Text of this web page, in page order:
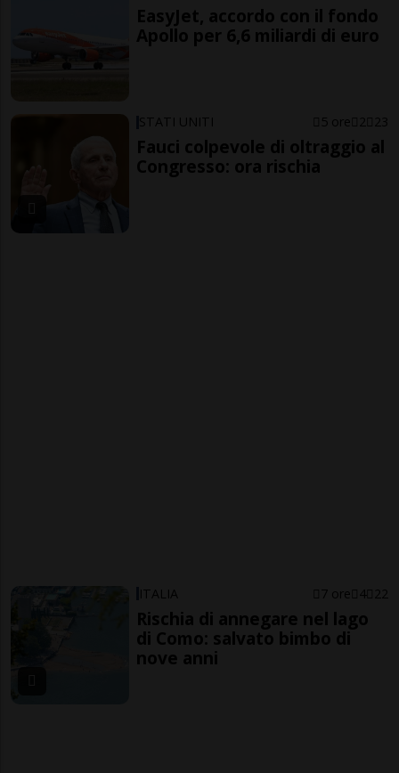
EasyJet, accordo con il fondo
Apollo per 6,6 miliardi di euro
STATI UNITI 5 ore 2 23
Fauci colpevole di oltraggio al
Congresso: ora rischia
ITALIA 7 ore 4 22
Rischia di annegare nel lago
di Como: salvato bimbo di
nove anni